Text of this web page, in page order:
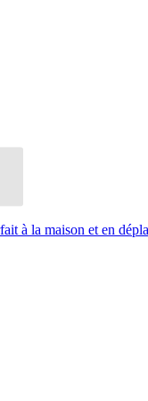
à la maison et en